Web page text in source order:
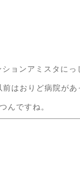
ションアミスタにっ
はおりど病院があ
んですね。